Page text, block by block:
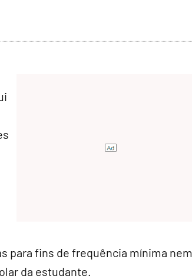
para fins de frequência mínima nem
da estudante.